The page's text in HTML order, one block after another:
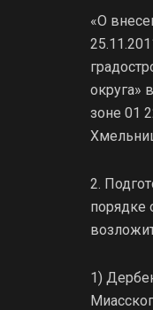
«О
округа»
зоне 01
2.
порядке
1)